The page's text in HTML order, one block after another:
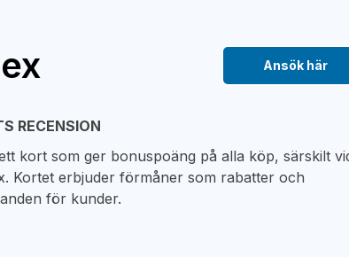
Ansök här
RECENSION
kort som ger bonuspoäng på alla köp, särskilt
Kortet erbjuder förmåner som rabatter och
för kunder.